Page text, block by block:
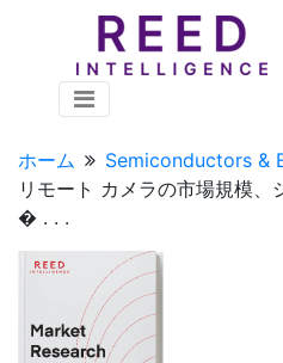
ホーム Semiconductors &
リモート カメラの市場規模、
� . . .